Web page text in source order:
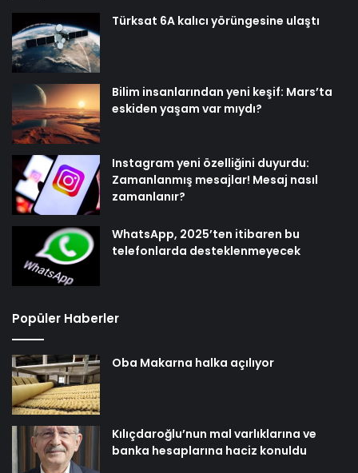
Türksat 6A kalıcı yörüngesine ulaştı
Bilim insanlarından yeni keşif: Mars’ta
eskiden yaşam var mıydı?
Instagram yeni özelliğini duyurdu:
Zamanlanmış mesajlar! Mesaj nasıl
zamanlanır?
WhatsApp, 2025’ten itibaren bu
telefonlarda desteklenmeyecek
Popüler Haberler
Oba Makarna halka açılıyor
Kılıçdaroğlu’nun mal varlıklarına ve
banka hesaplarına haciz konuldu